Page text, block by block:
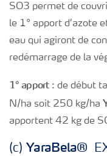
SO3 permet de
le 1° apport d’azote
eau qui agiront de
redémarrage de la
1° apport: de début
N/ha soit 250 kg/ha
apportent 42 kg de
(c) YaraBela®